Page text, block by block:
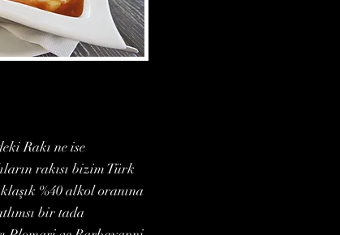
Rakı ne ise
rakısı bizim Türk
%40 alkol oranına
bir tada